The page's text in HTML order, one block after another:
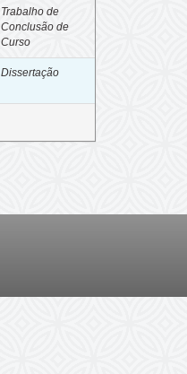
Trabalho de
Conclusão de
Curso
Dissertação